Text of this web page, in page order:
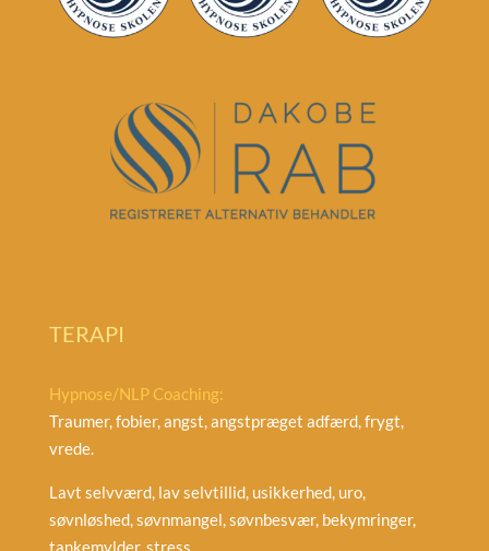
TERAPI
Hypnose/NLP Coaching:
Traumer, fobier, angst, angstpræget adfærd, frygt,
vrede.
Lavt selvværd, lav selvtillid, usikkerhed, uro,
søvnløshed, søvnmangel, søvnbesvær, bekymringer,